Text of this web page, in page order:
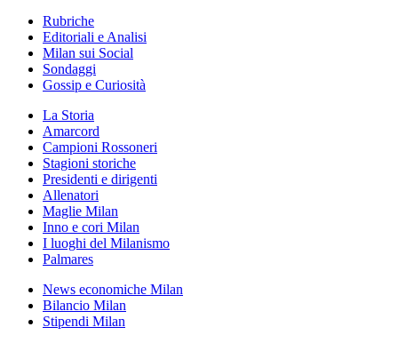
Rubriche
Editoriali e Analisi
Milan sui Social
Sondaggi
Gossip e Curiosità
La Storia
Amarcord
Campioni Rossoneri
Stagioni storiche
Presidenti e dirigenti
Allenatori
Maglie Milan
Inno e cori Milan
I luoghi del Milanismo
Palmares
News economiche Milan
Bilancio Milan
Stipendi Milan